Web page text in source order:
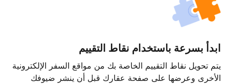
ابدأ بسرعة باستخدام نقاط التقييم
يتم تحويل نقاط التقييم الخاصة بك من مواقع السفر الإلكترونية
الأخرى وعرضها على صفحة عقارك قبل أن ينشر ضيوفك